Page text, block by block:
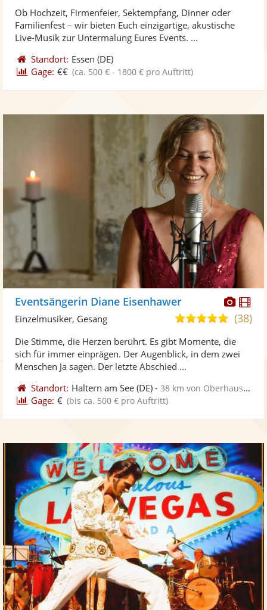
5
Ob Hochzeit, Firmenfeier, Sektempfang, Dinner oder
Familienfest – wir bieten Euch einzigartige, akustische
Live-Musik zur Untermalung Eures Events. ...
Standort: Essen (DE)
Gage: €€ (ca. 500 € - 1800 € pro Auftritt)
Eventsängerin Diane Eisenhawer
5,0
5
(38)
Einzelmusiker, Gesang
Die Stimme, die Herzen berührt. Es gibt Momente, die
sich für immer einprägen. Der Augenblick, in dem zwei
Menschen Ja sagen. Der letzte Abschied ...
Standort: Haltern am See (DE) -38 km von Oberhausen
Gage: € (bis ca. 500 € pro Auftritt)